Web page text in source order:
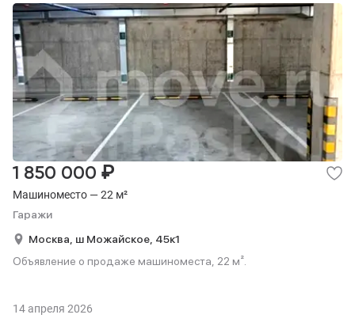
Машиноместо — 22 м²
Гаражи
1 850 000 ₽
Москва, ш Можайское, 45к1
Объявление о продаже машиноместа, 22 м².
14 апреля 2026